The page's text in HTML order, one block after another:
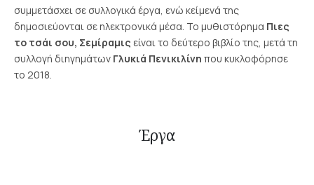
συμμετάσχει σε συλλογικά έργα, ενώ κείμενά της
δημοσιεύονται σε ηλεκτρονικά μέσα. Το μυθιστόρημα Πιες
το τσάι σου, Σεμίραμις είναι το δεύτερο βιβλίο της, μετά τη
συλλογή διηγημάτων Γλυκιά Πενικιλίνη που κυκλοφόρησε
το 2018.
Έργα